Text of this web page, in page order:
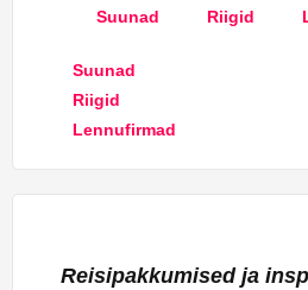
Suunad Riigid
Suunad
Riigid
Lennufirmad
Reisipakkumised ja